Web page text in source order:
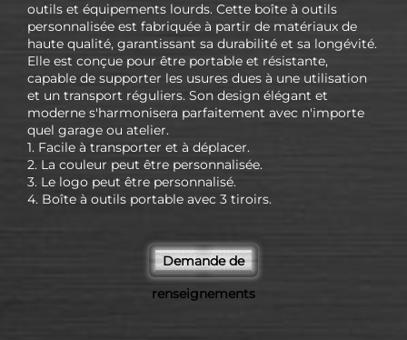
outils et équipements lourds. Cette boîte à outils
personnalisée est fabriquée à partir de matériaux de
haute qualité, garantissant sa durabilité et sa longévité.
Elle est conçue pour être portable et résistante,
capable de supporter les usures dues à une utilisation
et un transport réguliers. Son design élégant et
moderne s'harmonisera parfaitement avec n'importe
quel garage ou atelier.
1. Facile à transporter et à déplacer.
2. La couleur peut être personnalisée.
3. Le logo peut être personnalisé.
4. Boîte à outils portable avec 3 tiroirs.
Demande de
renseignements